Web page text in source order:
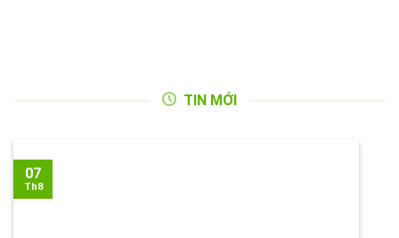
TIN MỚI
07
Th8